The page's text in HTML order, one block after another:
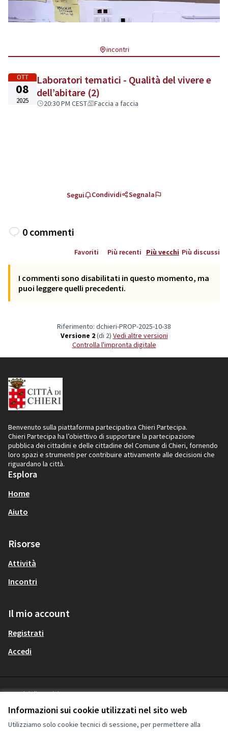
Informazioni sui cookie utilizzati nel sito web
Utilizziamo solo cookie tecnici di sessione, per permettere alla
incontri
OTT
08
2025
Laboratori tematici - Qualità del vivere e
dell’abitare (2)
20:30 PM CEST Faccia a faccia
Segui Condividi Segnala
0 commenti
Favoriti Più recenti Più vecchi Più discussi
I commenti sono disabilitati in questo momento, ma
puoi leggere quelli precedenti.
Riferimento: dchieri-PROP-2025-10-38
Versione 2(di 2) vedi altre versioni
Controlla l'impronta digitale
Benvenuto sulla piattaforma partecipativa Chieri Partecipa.
Chieri Partecipa ha l’obiettivo di supportare la partecipazione
pubblica dei cittadini e delle cittadine del Comune di Chieri, fornendo
loro spazi e strumenti per contribuire attivamente alle decisioni che
riguardano la città.
Esplora
Home
Aiuto
Risorse
Attività
Incontri
Il mio account
Registrati
Accedi
Termini di servizio
Impostazioni dei cookie Choose languageScegli la lingua